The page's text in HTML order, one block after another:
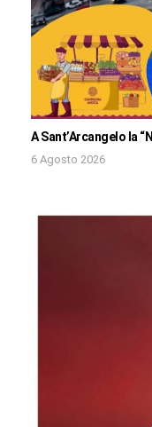
A Sant’Arcangelo la
6 Agosto 2026